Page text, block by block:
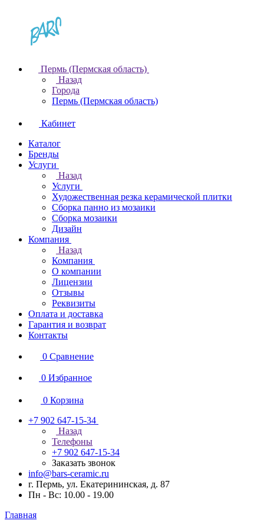
Пермь (Пермская область)
Назад
Города
Пермь (Пермская область)
Кабинет
Каталог
Бренды
Услуги
Назад
Услуги
Художественная резка керамической плитки
Сборка панно из мозаики
Сборка мозаики
Дизайн
Компания
Назад
Компания
О компании
Лицензии
Отзывы
Реквизиты
Оплата и доставка
Гарантия и возврат
Контакты
0 Сравнение
0 Избранное
0 Корзина
+7 902 647-15-34
Назад
Телефоны
+7 902 647-15-34
Заказать звонок
info@bars-ceramic.ru
г. Пермь, ул. Екатерининская, д. 87
Пн - Вс: 10.00 - 19.00
Главная